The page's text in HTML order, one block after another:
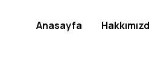
Anasayfa